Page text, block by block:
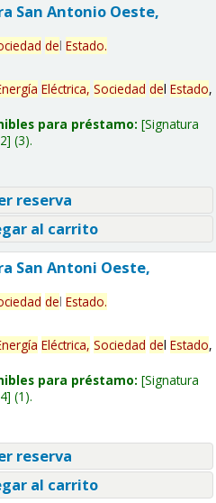
San Antonio Oeste,
del Estado.
Eléctrica, Sociedad del Estado,
para préstamo: Signatura
(3).
reserva
al carrito
San Antoni Oeste,
del Estado.
Eléctrica, Sociedad del Estado,
para préstamo: Signatura
(1).
reserva
al carrito